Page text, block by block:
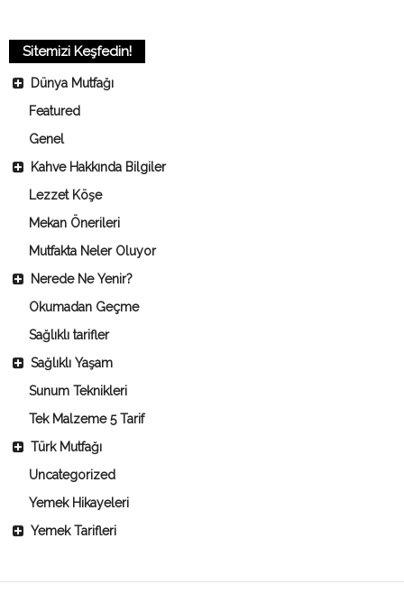
Sitemizi Keşfedin!
Dünya Mutfağı
Featured
Genel
Kahve Hakkında Bilgiler
Lezzet Köşe
Mekan Önerileri
Mutfakta Neler Oluyor
Nerede Ne Yenir?
Okumadan Geçme
Sağlıklı tarifler
Sağlıklı Yaşam
Sunum Teknikleri
Tek Malzeme 5 Tarif
Türk Mutfağı
Uncategorized
Yemek Hikayeleri
Yemek Tarifleri